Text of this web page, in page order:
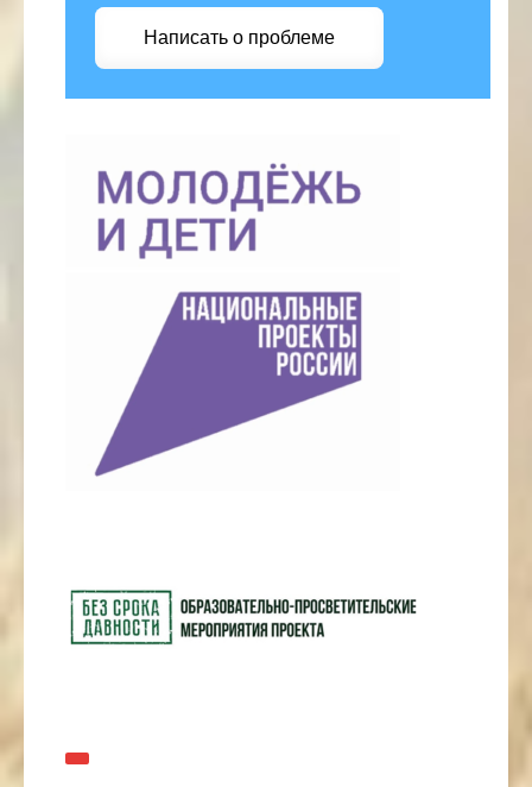
Написать о проблеме